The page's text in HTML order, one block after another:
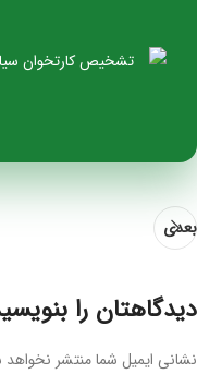
بعدی
دیدگاهتان را
نشانی ایمیل شما منتشر